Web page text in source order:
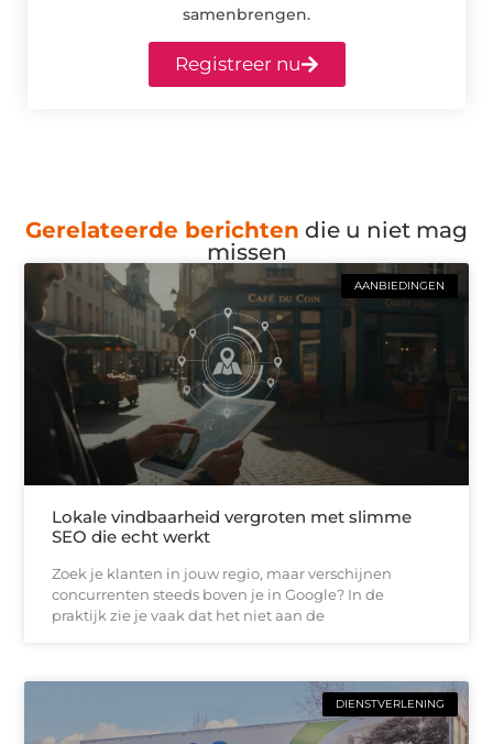
samenbrengen.
Registreer nu
Gerelateerde berichten die u niet mag
missen
AANBIEDINGEN
Lokale vindbaarheid vergroten met slimme
SEO die echt werkt
Zoek je klanten in jouw regio, maar verschijnen
concurrenten steeds boven je in Google? In de
praktijk zie je vaak dat het niet aan de
DIENSTVERLENING